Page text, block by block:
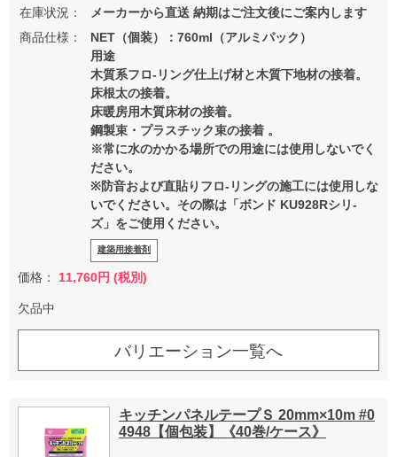
在庫状況：
メーカーから直送 納期はご注文後にご案内します
商品仕様：
NET（個装）：760ml（アルミパック）
用途
木質系フロ-リング仕上げ材と木質下地材の接着。
床根太の接着。
床暖房用木質床材の接着。
鋼製束・プラスチック束の接着 。
※常に水のかかる場所での用途には使用しないでく
ださい。
※防音および直貼りフロ-リングの施工には使用しな
いでください。その際は「ボンド KU928Rシリ-
ズ」をご使用ください。
建築用接着剤
価格： 11,760円 (税別)
欠品中
バリエーション一覧へ
キッチンパネルテープＳ 20mm×10m #0
4948【個包装】《40巻/ケース》